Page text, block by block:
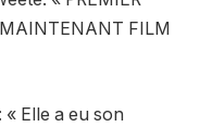
FILM
: « Elle a eu son